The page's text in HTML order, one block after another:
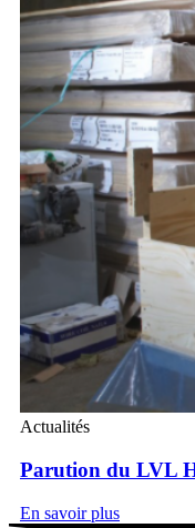
Actualités
Parution du LVL
En savoir plus